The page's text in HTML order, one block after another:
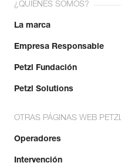
¿QUIÉNES SOMOS?
La marca
Empresa Responsable
Petzl Fundación
Petzl Solutions
OTRAS PÁGINAS WEB
Operadores
Intervención